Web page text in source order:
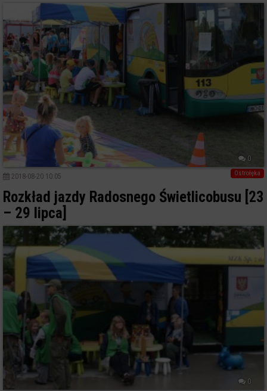
0
Ostrołęka
2018-08-20 10:05
Rozkład jazdy Radosnego Świetlicobusu [23
– 29 lipca]
0